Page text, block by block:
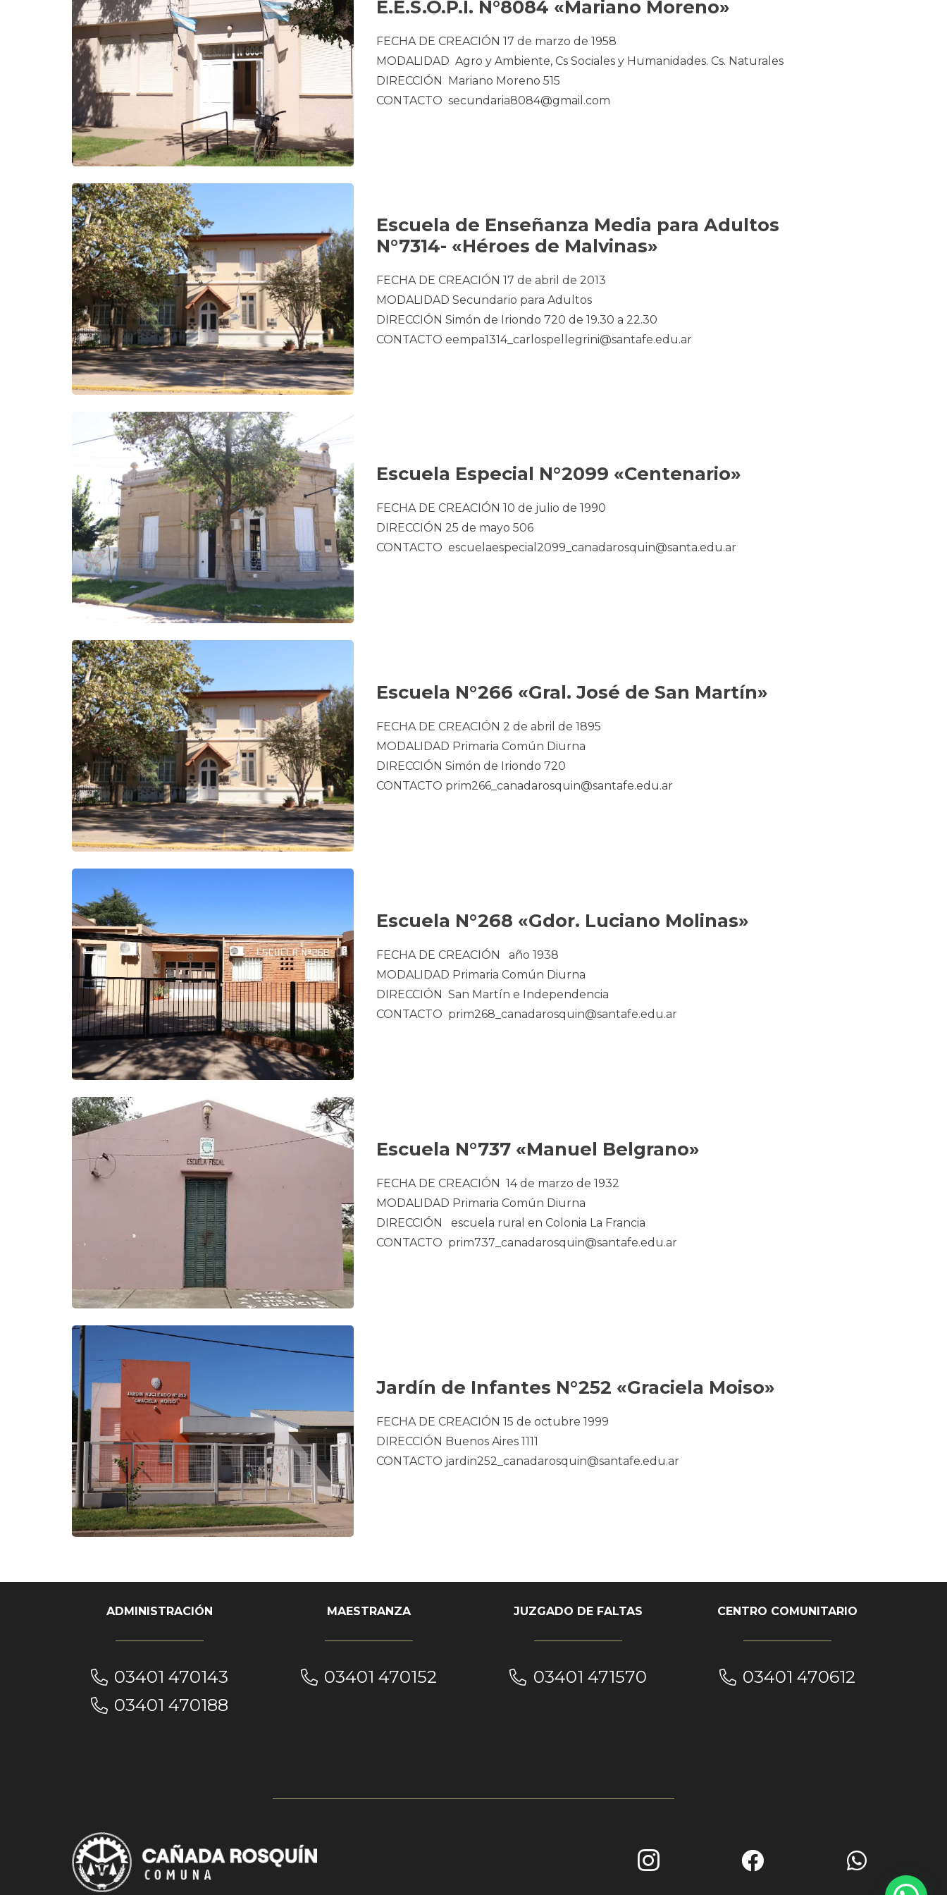
E.E.S.O.P.I. N°8084 «Mariano Moreno»
FECHA DE CREACIÓN 17 de marzo de 1958
MODALIDAD Agro y Ambiente, Cs Sociales y Humanidades. Cs. Naturales
DIRECCIÓN Mariano Moreno 515
CONTACTO secundaria8084@gmail.com
Escuela de Enseñanza Media para Adultos
N°7314- «Héroes de Malvinas»
FECHA DE CREACIÓN 17 de abril de 2013
MODALIDAD Secundario para Adultos
DIRECCIÓN Simón de Iriondo 720 de 19.30 a 22.30
CONTACTO eempa1314_carlospellegrini@santafe.edu.ar
Escuela Especial N°2099 «Centenario»
FECHA DE CREACIÓN 10 de julio de 1990
DIRECCIÓN 25 de mayo 506
CONTACTO escuelaespecial2099_canadarosquin@santa.edu.ar
Escuela N°266 «Gral. José de San Martín»
FECHA DE CREACIÓN 2 de abril de 1895
MODALIDAD Primaria Común Diurna
DIRECCIÓN Simón de Iriondo 720
CONTACTO prim266_canadarosquin@santafe.edu.ar
Escuela N°268 «Gdor. Luciano Molinas»
FECHA DE CREACIÓN año 1938
MODALIDAD Primaria Común Diurna
DIRECCIÓN San Martín e Independencia
CONTACTO prim268_canadarosquin@santafe.edu.ar
Escuela N°737 «Manuel Belgrano»
FECHA DE CREACIÓN 14 de marzo de 1932
MODALIDAD Primaria Común Diurna
DIRECCIÓN escuela rural en Colonia La Francia
CONTACTO prim737_canadarosquin@santafe.edu.ar
Jardín de Infantes N°252 «Graciela Moiso»
FECHA DE CREACIÓN 15 de octubre 1999
DIRECCIÓN Buenos Aires 1111
CONTACTO jardin252_canadarosquin@santafe.edu.ar
ADMINISTRACIÓN
03401 470143
03401 470188
MAESTRANZA
03401 470152
JUZGADO DE FALTAS
03401 471570
CENTRO COMUNITARIO
03401 470612